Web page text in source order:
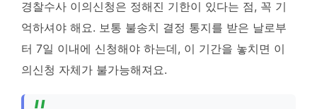
경찰수사 이의신청은 정해진 기한이 있다는 점, 꼭 기
억하셔야 해요. 보통 불송치 결정 통지를 받은 날로부
터 7일 이내에 신청해야 하는데, 이 기간을 놓치면 이
의신청 자체가 불가능해져요.